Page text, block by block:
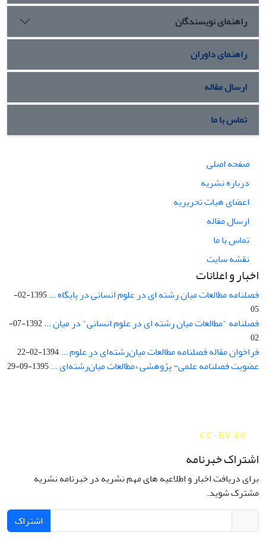
راهنمای نویسندگان
راهنمای داوران
ارسال مقاله
تماس با ما
صفحه اصلی
درباره نشریه
اعضای هیات تحریریه
ارسال مقاله
تماس با ما
نقشه سایت
اخبار و اعلانات
فصلنامه مطالعات میان رشته ای در علوم انسانی در پایگاه ...
1395-02-
05
فصلنامه "مطالعات میان رشته ای در علوم انسانی" در میان ...
1392-07-
02
فراخوان مقاله فصلنامه مطالعات میان‌رشته‌ای در علوم ...1394-02-22
عضویت فصلنامه علمی- پژوهشی «مطالعات میان‌رشته‌ای ...1395-09-29
CC-BY 4.0
اشتراک خبرنامه
برای دریافت اخبار و اطلاعیه های مهم نشریه در خبرنامه نشریه
مشترک شوید.
اشتراک